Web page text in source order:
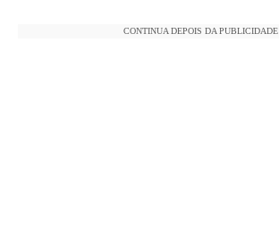
CONTINUA DEPOIS DA PUBLICIDADE